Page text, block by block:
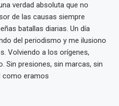
verdad absoluta que no
de las causas siempre
batallas diarias. Un día
del periodismo y me ilusiono
Volviendo a los orígenes,
Sin presiones, sin marcas, sin
como eramos